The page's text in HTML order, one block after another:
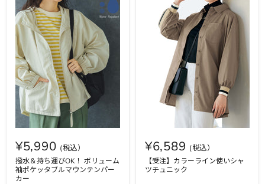
¥5,990
撥水＆持ち運びOK！ ボリューム
袖ポケッタブルマウンテンパー
カー
¥6,589
【受注】カラーライン使いシャ
ツチュニック